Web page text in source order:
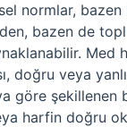
normlar,
bazen de
Med
doğru veya
göre şekillenen
harfin doğru